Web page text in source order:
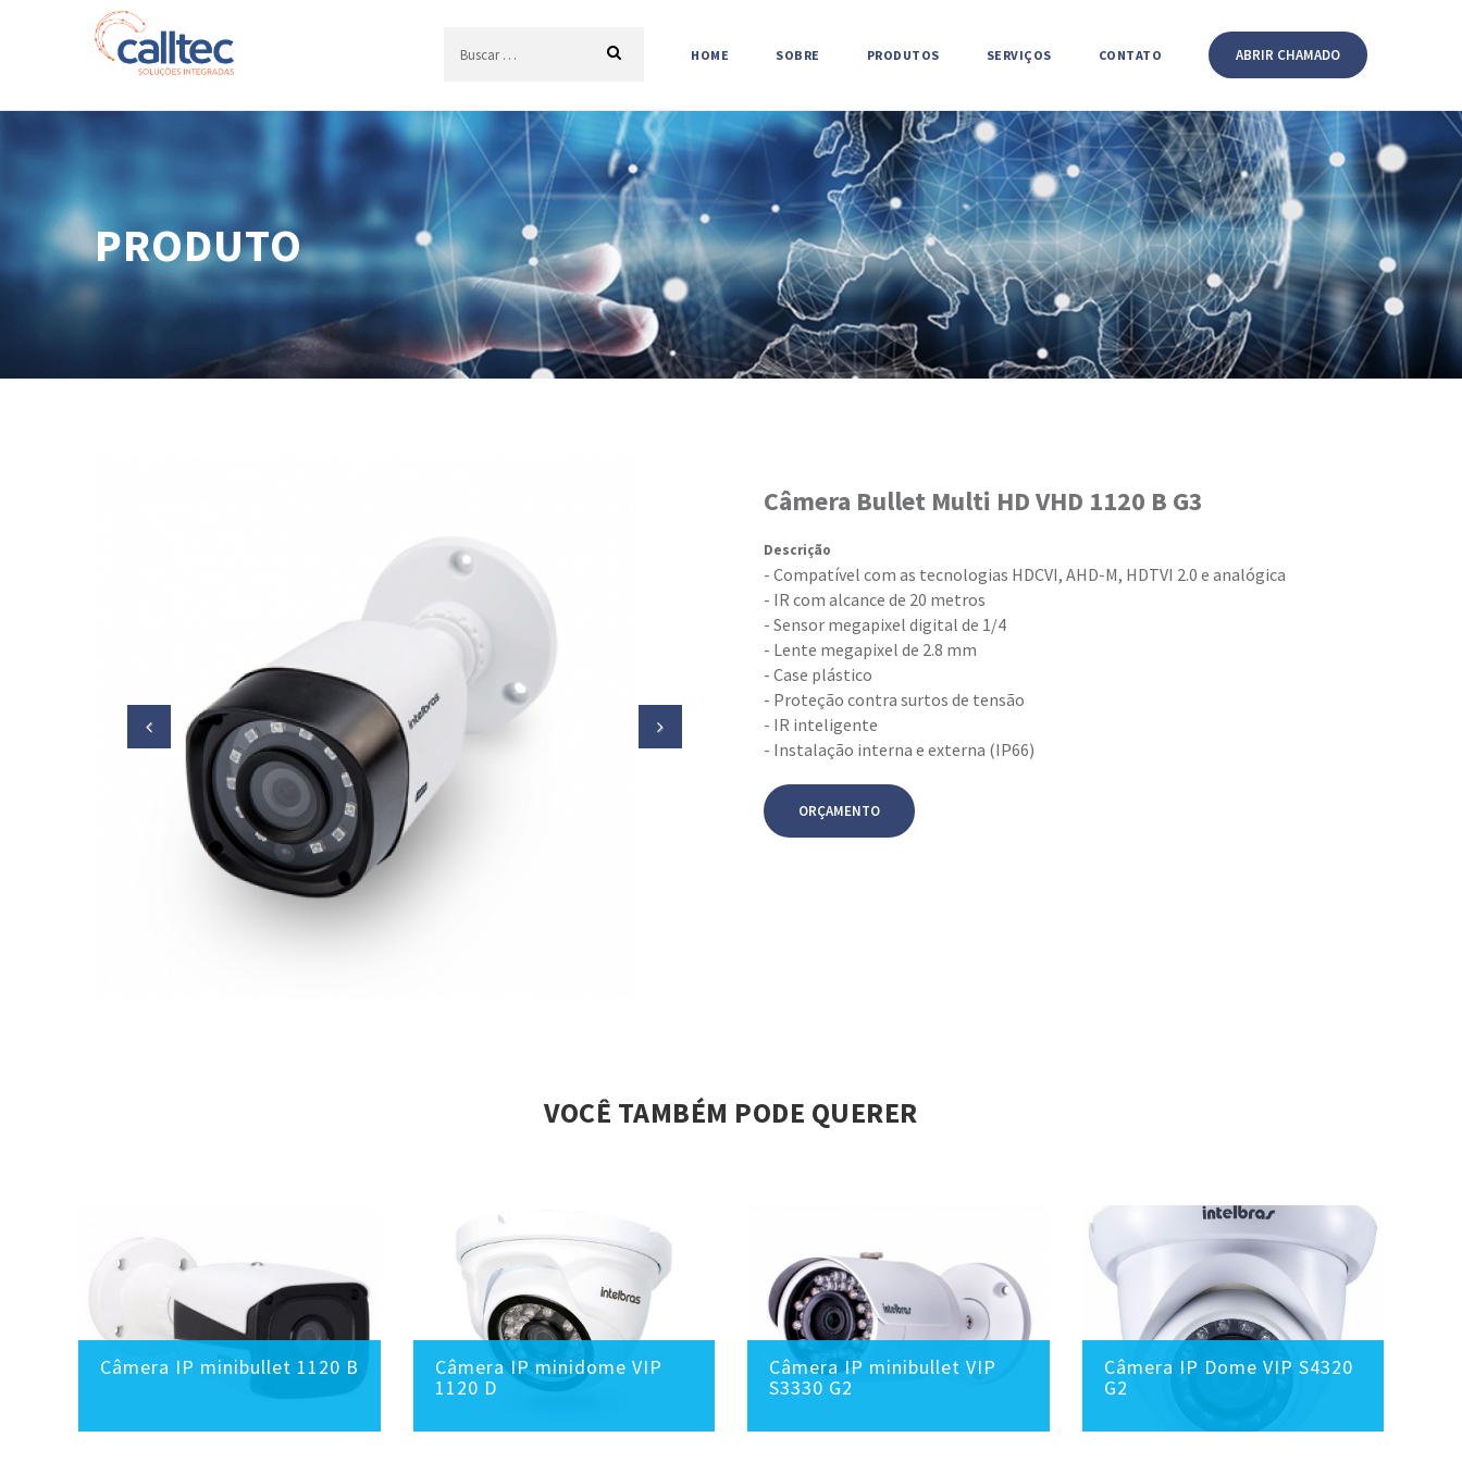
HOME SOBRE PRODUTOS SERVIÇOS CONTATO ABRIR CHAMADO
PRODUTO
Câmera Bullet Multi HD VHD 1120 B G3
Descrição
- Compatível com as tecnologias HDCVI, AHD-M, HDTVI 2.0 e analógica
- IR com alcance de 20 metros
- Sensor megapixel digital de 1/4
- Lente megapixel de 2.8 mm
- Case plástico
- Proteção contra surtos de tensão
- IR inteligente
- Instalação interna e externa (IP66)
ORÇAMENTO
VOCÊ TAMBÉM PODE QUERER
Câmera IP minibullet 1120 B
Câmera IP minidome VIP
1120 D
Câmera IP minibullet VIP
S3330 G2
Câmera IP Dome VIP S4320
G2